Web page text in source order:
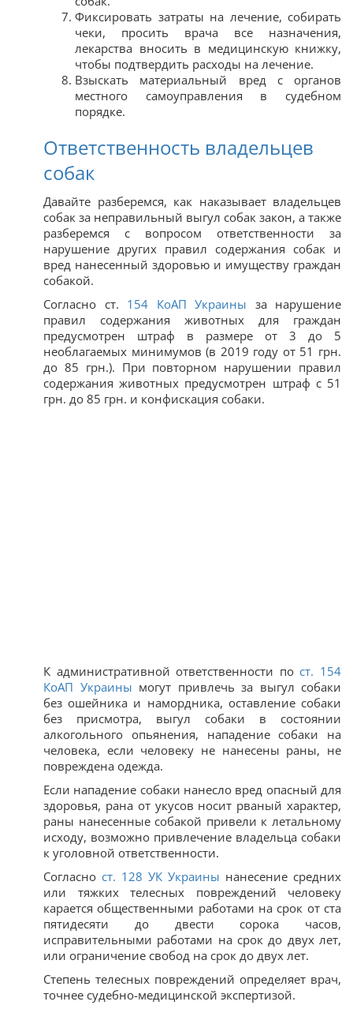
Фиксировать затраты на лечение, собирать
чеки, просить врача все назначения,
лекарства вносить в медицинскую книжку,
чтобы подтвердить расходы на лечение.
Взыскать материальный вред с органов
местного самоуправления в судебном
порядке.
Ответственность владельцев
собак
Давайте разберемся, как наказывает владельцев
собак за неправильный выгул собак закон, а также
разберемся с вопросом ответственности за
нарушение других правил содержания собак и
вред нанесенный здоровью и имуществу граждан
собакой.
Согласно ст. 154 КоАП Украины за нарушение
правил содержания животных для граждан
предусмотрен штраф в размере от 3 до 5
необлагаемых минимумов (в 2019 году от 51 грн.
до 85 грн.). При повторном нарушении правил
содержания животных предусмотрен штраф с 51
грн. до 85 грн. и конфискация собаки.
К административной ответственности пост. 154
КоАП Украины могут привлечь за выгул собаки
без ошейника и намордника, оставление собаки
без присмотра, выгул собаки в состоянии
алкогольного опьянения, нападение собаки на
человека, если человеку не нанесены раны, не
повреждена одежда.
Если нападение собаки нанесло вред опасный для
здоровья, рана от укусов носит рваный характер,
раны нанесенные собакой привели к летальному
исходу, возможно привлечение владельца собаки
к уголовной ответственности.
Согласно ст. 128 УК Украины нанесение средних
или тяжких телесных повреждений человеку
карается общественными работами на срок от ста
пятидесяти до двести сорока часов,
исправительными работами на срок до двух лет,
или ограничение свобод на срок до двух лет.
Степень телесных повреждений определяет врач,
точнее судебно-медицинской экспертизой.